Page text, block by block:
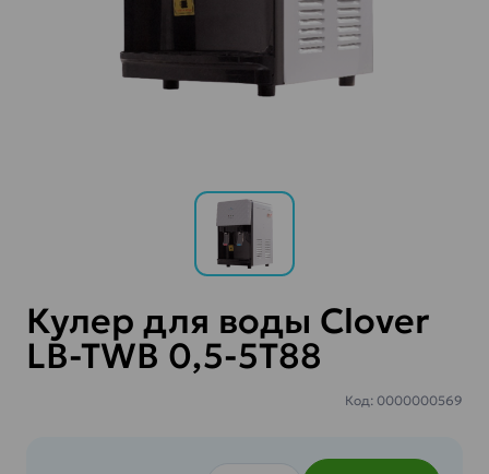
Кулер для воды Clover
LB-TWB 0,5-5T88
Код: 0000000569